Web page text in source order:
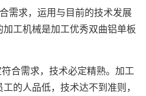
需求，运用与目前的技术发展
工机械是加工优秀双曲铝单板
合需求，技术必定精熟。加工
的人品低，技术达不到准则，